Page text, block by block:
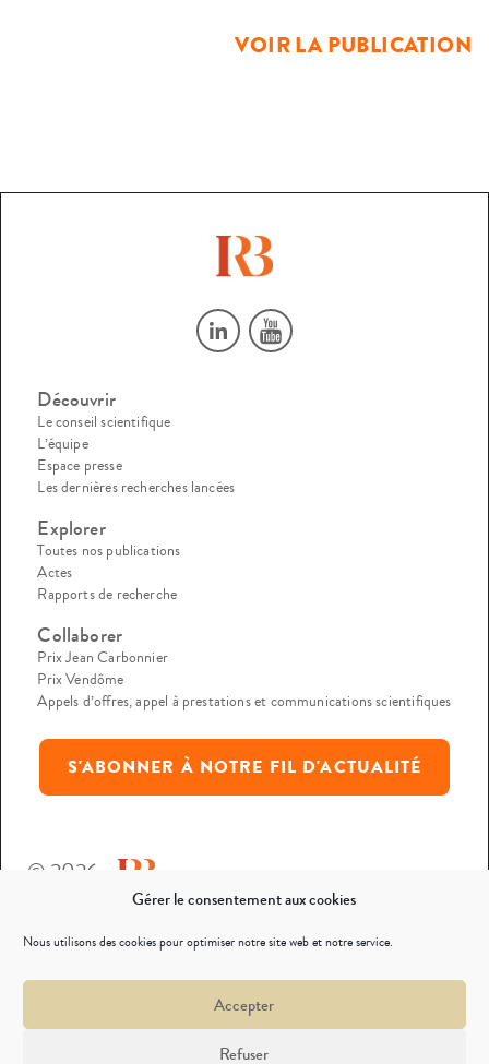
Gérer le consentement aux cookies
Nous utilisons des cookies pour optimiser notre site web et notre service.
Accepter
Refuser
généralisation de l’exercice en
VOIR LA PUBLICATION
Découvrir
Le conseil scientifique
L’équipe
Espace presse
Les dernières recherches lancées
Explorer
Toutes nos publications
Actes
Rapports de recherche
Collaborer
Prix Jean Carbonnier
Prix Vendôme
Appels d’offres, appel à prestations et communications scientifiques
S'ABONNER À NOTRE FIL D'ACTUALITÉ
© 2026